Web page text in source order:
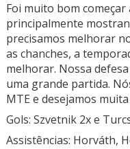
Foi muito bom começar
principalmente
precisamos melhorar
as chanches, a
melhorar. Nossa
uma grande partida.
MTE e desejamos
Gols: Szvetnik 2x e
Assistências: Horváth,